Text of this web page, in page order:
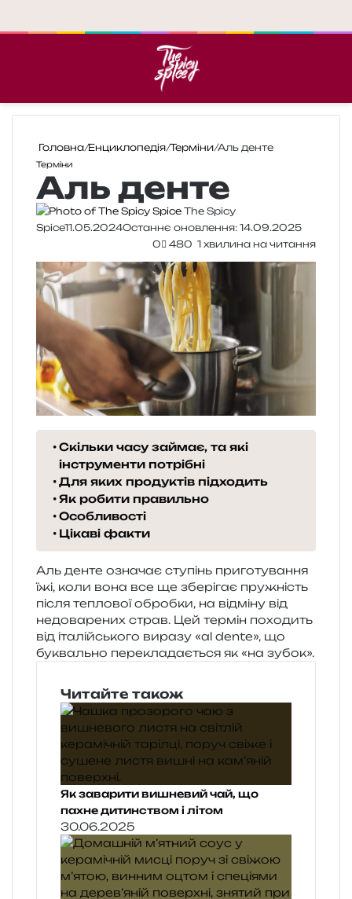
Головна/Енциклопедія/Терміни/Аль денте
Терміни
Аль денте
The Spicy
Spice11.05.2024Останнє оновлення: 14.09.2025
0
480 1 хвилина на читання
Скільки часу займає, та які
інструменти потрібні
Для яких продуктів підходить
Як робити правильно
Особливості
Цікаві факти
Аль денте озна­чає сту­пінь при­го­ту­ва­н­ня
їжі, коли вона все ще збе­рі­гає пру­жність
після тепло­вої оброб­ки, на від­мі­ну від
недо­ва­ре­них страв. Цей тер­мін похо­дить
від іта­лій­сько­го вира­зу «al dente», що
букваль­но пере­кла­да­є­ться як «на зубок».
Читайте також
Як заварити вишневий чай, що
пахне дитинством і літом
30.06.2025